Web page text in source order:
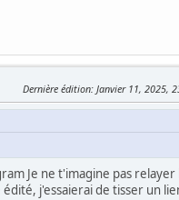
Dernière édition: Janvier 11, 2025,
Je ne t'imagine pas relayer
j'essaierai de tisser un